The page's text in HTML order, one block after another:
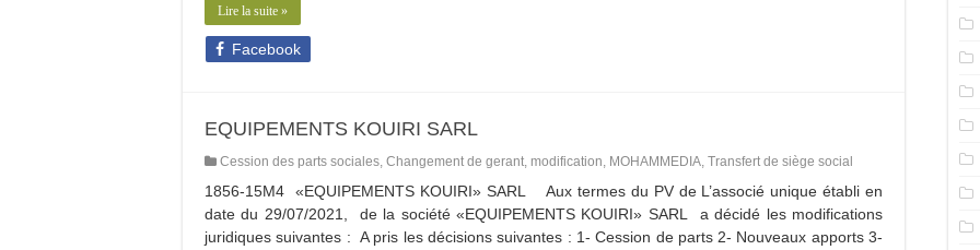
Lire la suite »
Facebook
EQUIPEMENTS KOUIRI SARL
Cession des parts sociales, Changement de gerant, modification, MOHAMMEDIA, Transfert de siège social
1856-15M4 «EQUIPEMENTS KOUIRI» SARL Aux termes du PV de L’associé unique établi en
date du 29/07/2021, de la société «EQUIPEMENTS KOUIRI» SARL a décidé les modifications
juridiques suivantes : A pris les décisions suivantes : 1- Cession de parts 2- Nouveaux apports 3-